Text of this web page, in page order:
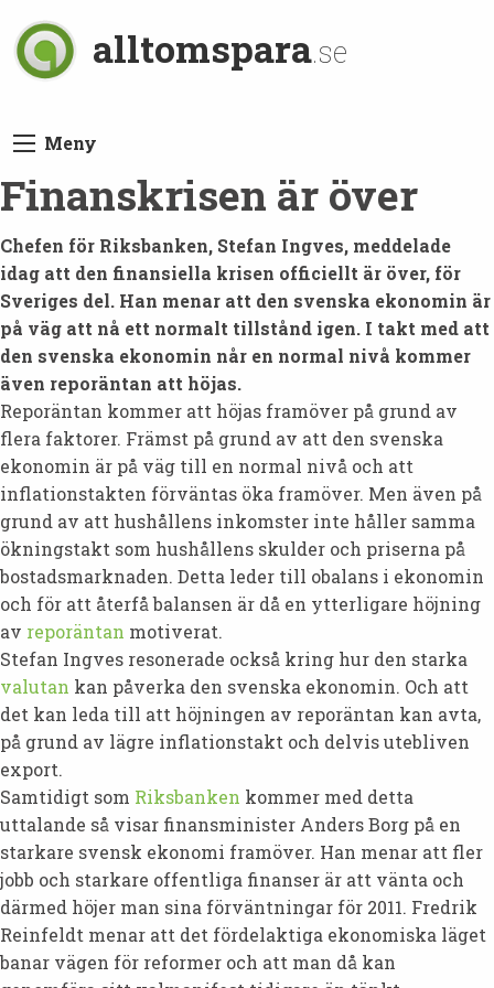
alltomspara.se
Meny
Finanskrisen är över
Chefen för Riksbanken, Stefan Ingves, meddelade
idag att den finansiella krisen officiellt är över, för
Sveriges del. Han menar att den svenska ekonomin är
på väg att nå ett normalt tillstånd igen. I takt med att
den svenska ekonomin når en normal nivå kommer
även reporäntan att höjas.
Reporäntan kommer att höjas framöver på grund av
flera faktorer. Främst på grund av att den svenska
ekonomin är på väg till en normal nivå och att
inflationstakten förväntas öka framöver. Men även på
grund av att hushållens inkomster inte håller samma
ökningstakt som hushållens skulder och priserna på
bostadsmarknaden. Detta leder till obalans i ekonomin
och för att återfå balansen är då en ytterligare höjning
av reporäntan motiverat.
Stefan Ingves resonerade också kring hur den starka
valutan kan påverka den svenska ekonomin. Och att
det kan leda till att höjningen av reporäntan kan avta,
på grund av lägre inflationstakt och delvis utebliven
export.
Samtidigt som Riksbanken kommer med detta
uttalande så visar finansminister Anders Borg på en
starkare svensk ekonomi framöver. Han menar att fler
jobb och starkare offentliga finanser är att vänta och
därmed höjer man sina förväntningar för 2011. Fredrik
Reinfeldt menar att det fördelaktiga ekonomiska läget
banar vägen för reformer och att man då kan